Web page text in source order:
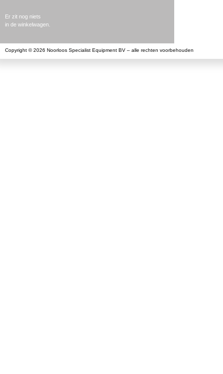
Er zit nog niets
in de winkelwagen.
Copyright © 2026 Noorloos Specialist Equipment BV – alle rechten voorbehouden